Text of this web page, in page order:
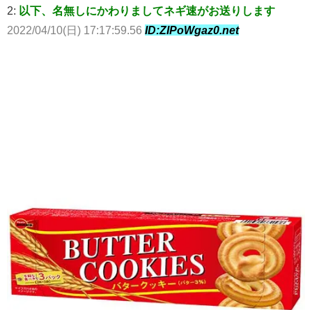
2: 以下、名無しにかわりましてネギ速がお送りします
2022/04/10(日) 17:17:59.56 ID:ZIPoWgaz0.net